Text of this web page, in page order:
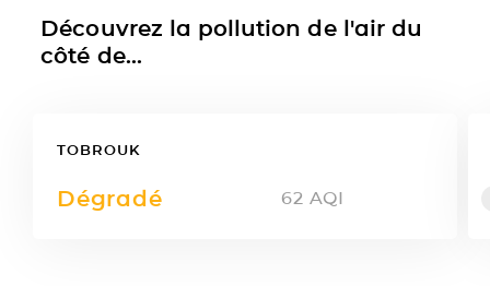
Découvrez la pollution de l'air du
côté de...
TOBROUK
Dégradé 62 AQI